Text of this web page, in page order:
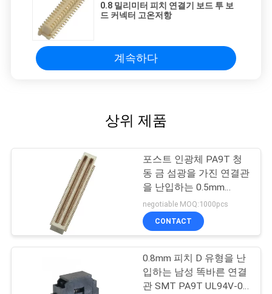
0.8 밀리미터 피치 연결기 보드 투 보
드 커넥터 고온저항
계속하다
상위 제품
포스트 인광체 PA9T 청
동 금 섬광을 가진 연결관
을 난입하는 0.5mm
2*50P SMT 널
negotiable MOQ:1000pcs
CONTACT
0.8mm 피치 D 유형을 난
입하는 남성 똑바른 연결
관 SMT PA9T UL94V-0